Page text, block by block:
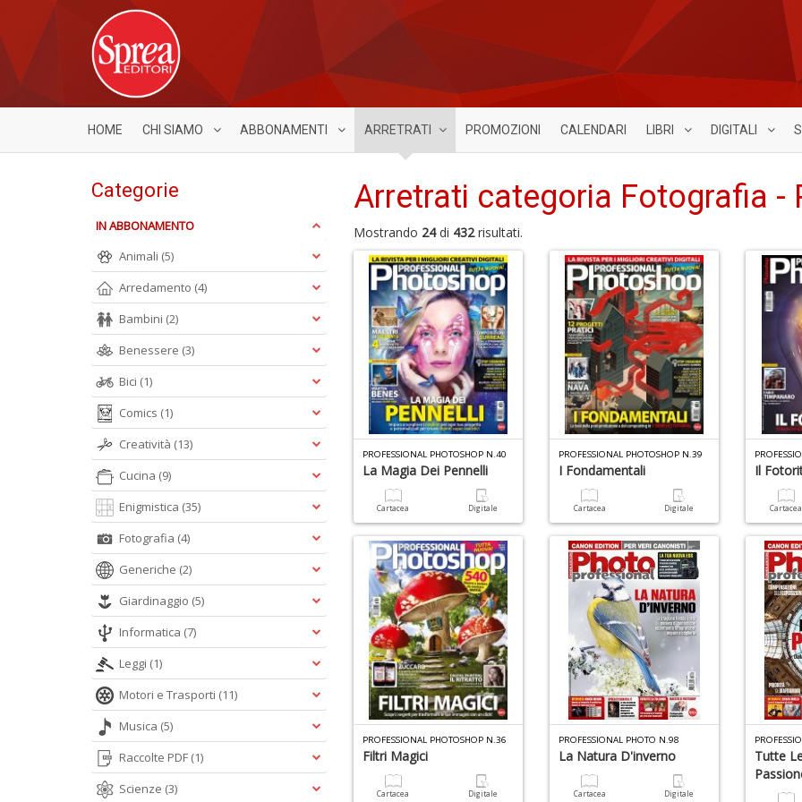
HOME CHI SIAMO ABBONAMENTI ARRETRATI PROMOZIONI CALENDARI LIBRI DIGITALI
Arretrati categoria Fotografia -
Mostrando 24di 432risultati.
PROFESSIONAL PHOTOSHOP N.40
La Magia Dei Pennelli
Cartacea Digitale
PROFESSIONAL PHOTOSHOP N.39
I Fondamentali
Cartacea Digitale
Il
Cartacea
PROFESSIONAL PHOTOSHOP N.36
Filtri Magici
Cartacea Digitale
PROFESSIONAL PHOTO N.98
La Natura D'inverno
Cartacea Digitale
Tutte
Categorie
IN ABBONAMENTO
Animali (5)
Arredamento (4)
Bambini (2)
Benessere (3)
Bici (1)
Comics (1)
Creatività (13)
Cucina (9)
Enigmistica (35)
Fotografia (4)
Generiche (2)
Giardinaggio (5)
Informatica (7)
Leggi (1)
Motori e Trasporti (11)
Musica (5)
Raccolte PDF (1)
Scienze (3)